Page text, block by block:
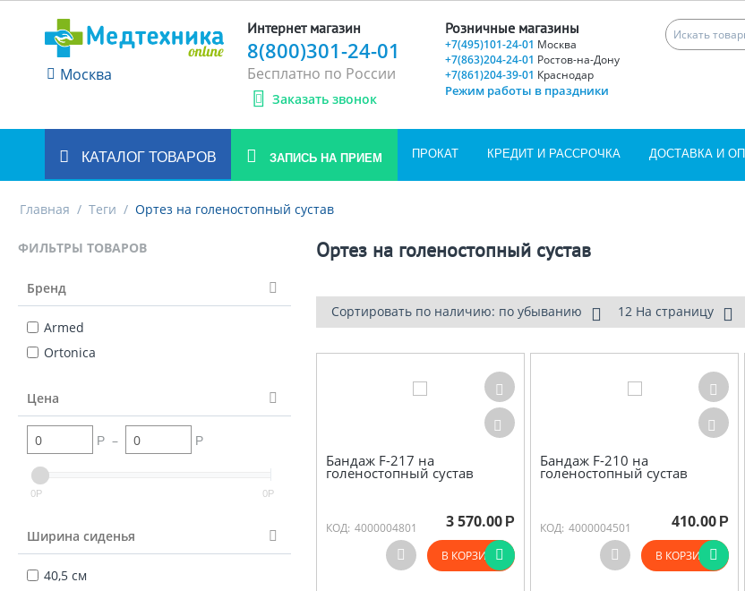
Москва
Интернет магазин
8(800)301-24-01
Бесплатно по России
Заказать звонок
Розничные магазины
+7(495)101-24-01 Москва
+7(863)204-24-01 Ростов-на-Дону
+7(861)204-39-01 Краснодар
Режим работы в праздники
КАТАЛОГ ТОВАРОВ ЗАПИСЬ НА ПРИЕМ ПРОКАТ КРЕДИТ И РАССРОЧКА ДОСТАВКА И
Главная / Теги / Ортез на голеностопный сустав
ФИЛЬТРЫ ТОВАРОВ
Бренд
Armed
Ortonica
Цена
Р – Р
0Р 0Р
Ширина сиденья
40,5 см
Ортез на голеностопный сустав
Сортировать по наличию: по убыванию 12 На страницу
Бандаж F-217 на
голеностопный сустав
КОД: 4000004801 3 570.00 Р
В КОРЗИНУ
Бандаж F-210 на
голеностопный сустав
КОД: 4000004501 410.00 Р
В КОРЗИНУ